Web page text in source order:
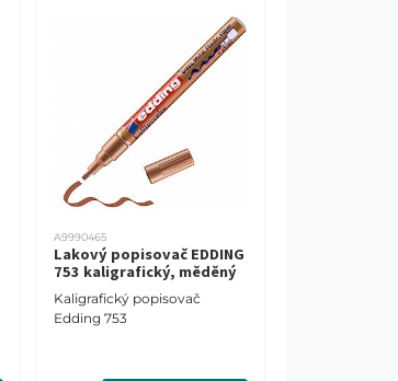
A9990465
Lakový popisovač EDDING
753 kaligrafický, měděný
Kaligrafický popisovač
Edding 753